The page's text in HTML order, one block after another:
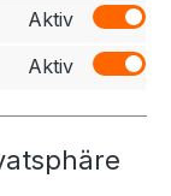
Aktiv
Aktiv